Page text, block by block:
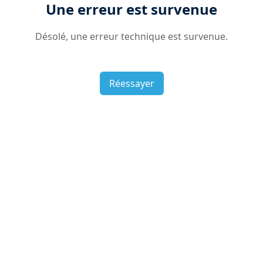
Une erreur est survenue
Désolé, une erreur technique est survenue.
Réessayer